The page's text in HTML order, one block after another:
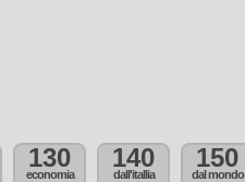
130
economia
140
dall'itallia
150
dal mondo